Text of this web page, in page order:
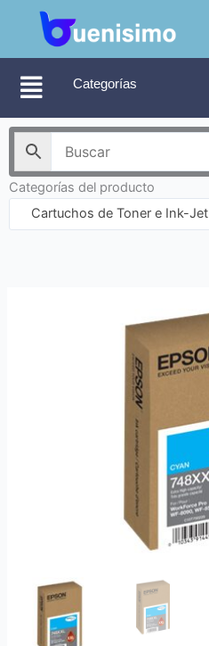
contenido
Categorías
Categorías del producto
Cartuchos de Toner e Ink-Jet